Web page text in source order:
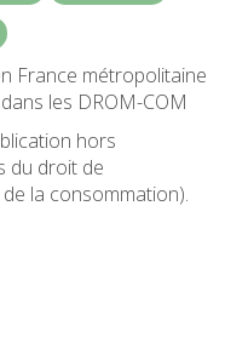
France métropolitaine
les DROM-COM
hors
du droit de
la consommation).